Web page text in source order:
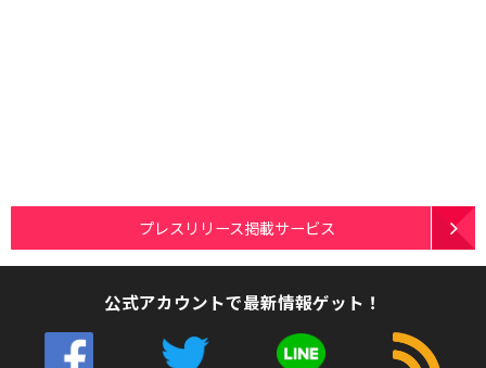
プレスリリース掲載サービス
公式アカウントで最新情報ゲット！